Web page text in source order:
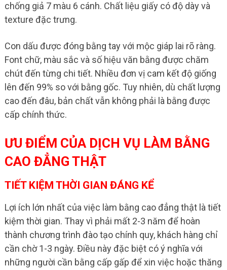
chống giả 7 màu 6 cánh. Chất liệu giấy có độ dày và
texture đặc trưng.
Con dấu được đóng bằng tay với mộc giáp lai rõ ràng.
Font chữ, màu sắc và số hiệu văn bằng được chăm
chút đến từng chi tiết. Nhiều đơn vị cam kết độ giống
lên đến 99% so với bằng gốc. Tuy nhiên, dù chất lượng
cao đến đâu, bản chất vẫn không phải là bằng được
cấp chính thức.
ƯU ĐIỂM CỦA DỊCH VỤ LÀM BẰNG
CAO ĐẲNG THẬT
TIẾT KIỆM THỜI GIAN ĐÁNG KỂ
Lợi ích lớn nhất của việc làm bằng cao đẳng thật là tiết
kiệm thời gian. Thay vì phải mất 2-3 năm để hoàn
thành chương trình đào tạo chính quy, khách hàng chỉ
cần chờ 1-3 ngày. Điều này đặc biệt có ý nghĩa với
những người cần bằng cấp gấp để xin việc hoặc thăng